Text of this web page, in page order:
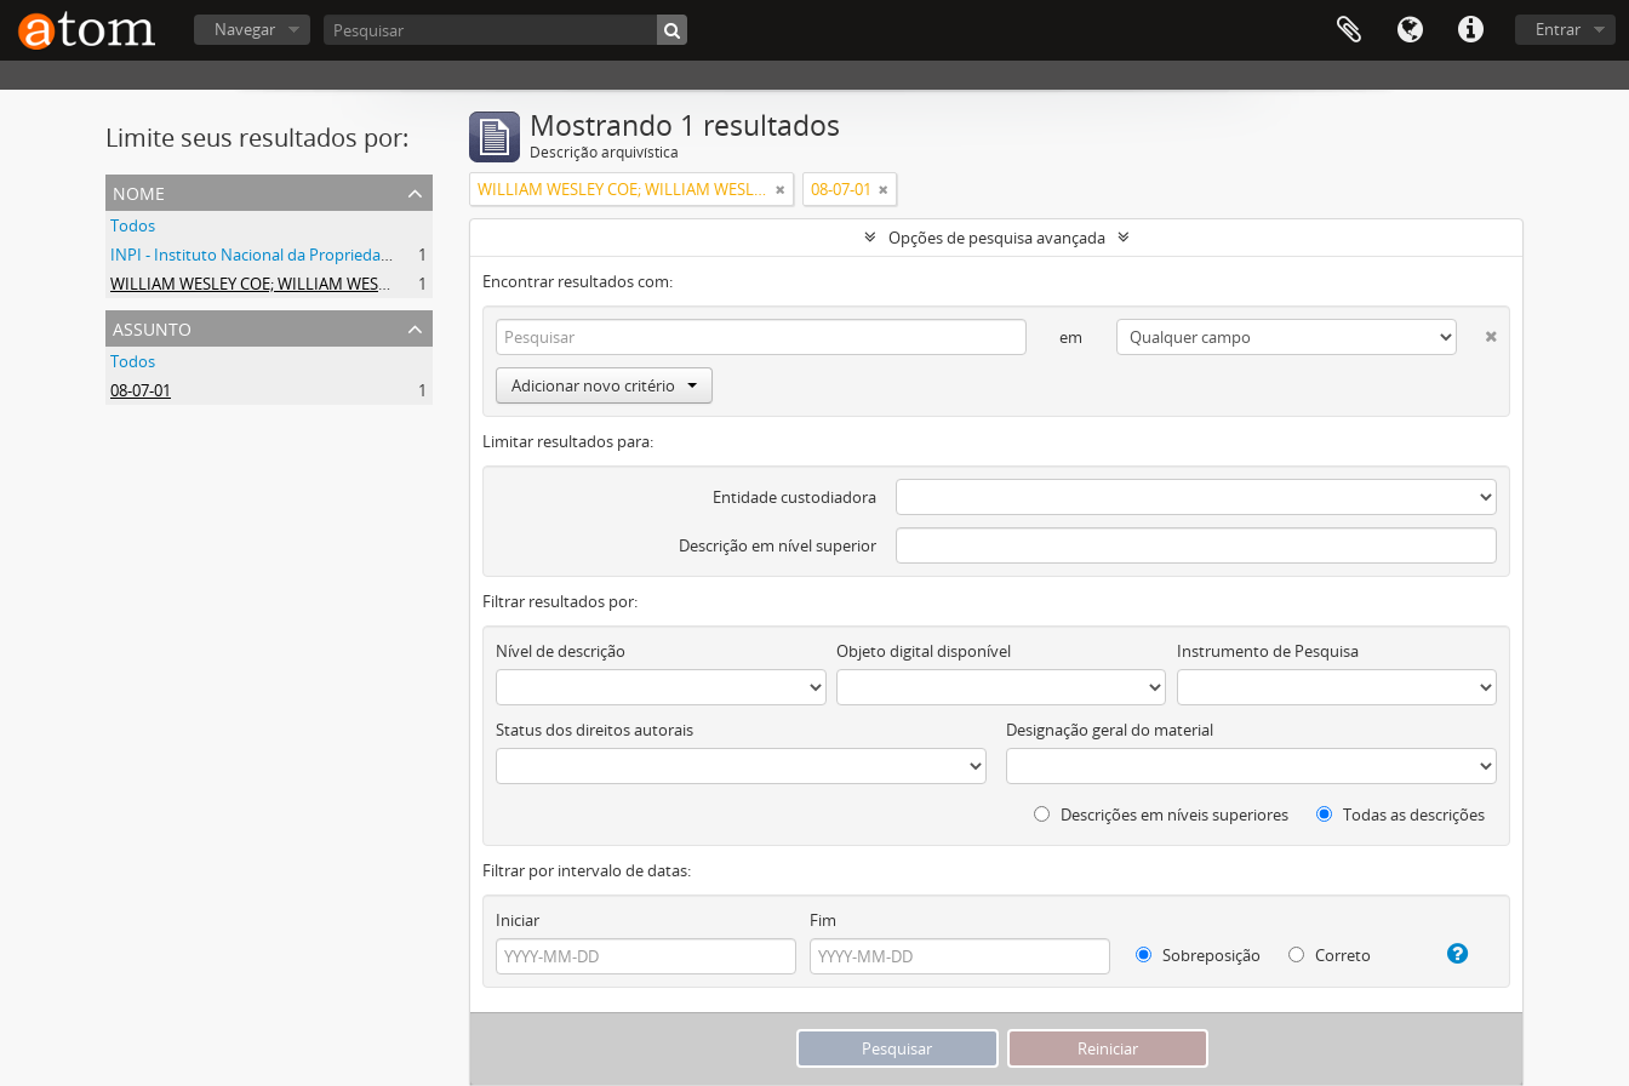
Entrar
Navegar
Limite seus resultados por:
nome
Todos
INPI - Instituto Nacional da Propriedade Industrial
1
WILLIAM WESLEY COE; WILLIAM WESLEY COE JUNIOR
1
assunto
Todos
08-07-01
1
Mostrando 1 resultados
Descrição arquivística
WILLIAM WESLEY COE; WILLIAM WESLEY COE JUNIOR 08-07-01
Opções de pesquisa avançada
Encontrar resultados com:
em
Adicionar novo critério
Limitar resultados para:
Entidade custodiadora
Descrição em nível superior
Filtrar resultados por:
Nível de descrição Objeto digital disponível Instrumento de Pesquisa
Status dos direitos autorais Designação geral do material
Descrições em níveis superiores Todas as descrições
Filtrar por intervalo de datas:
Iniciar
Fim
Sobreposição
Correto